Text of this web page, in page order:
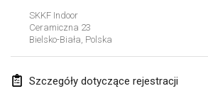
SKKF Indoor
Ceramiczna 23
Bielsko-Biała Polska
Szczegóły dotyczące rejestracji
luty 2023
4 lut 2023| Francja